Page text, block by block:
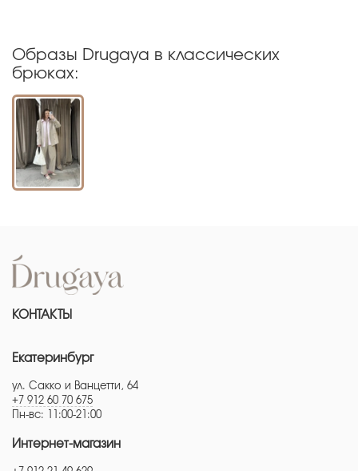
Образы Drugaya в классических
брюках:
КОНТАКТЫ
Екатеринбург
ул. Сакко и Ванцетти, 64
+7 912 60 70 675
Пн-вс: 11:00-21:00
Интернет-магазин